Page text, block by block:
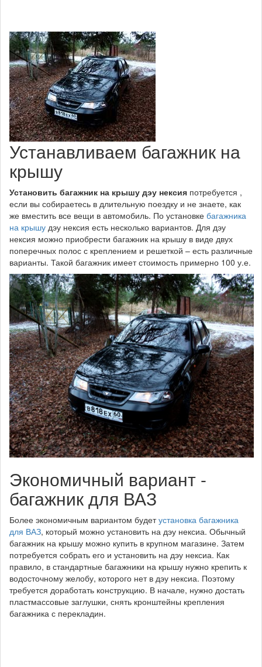
Устанавливаем багажник на
крышу
Установить багажник на крышу дэу нексия потребуется ,
если вы собираетесь в длительную поездку и не знаете, как
же вместить все вещи в автомобиль. По установке багажника
на крышу дэу нексия есть несколько вариантов. Для дэу
нексия можно приобрести багажник на крышу в виде двух
поперечных полос с креплением и решеткой – есть различные
варианты. Такой багажник имеет стоимость примерно 100 у.е.
Экономичный вариант -
багажник для ВАЗ
Более экономичным вариантом будетустановка багажника
для ВАЗ, который можно установить на дэу нексиа. Обычный
багажник на крышу можно купить в крупном магазине. Затем
потребуется собрать его и установить на дэу нексиа. Как
правило, в стандартные багажники на крышу нужно крепить к
водосточному желобу, которого нет в дэу нексиа. Поэтому
требуется доработать конструкцию. В начале, нужно достать
пластмассовые заглушки, снять кронштейны крепления
багажника с перекладин.